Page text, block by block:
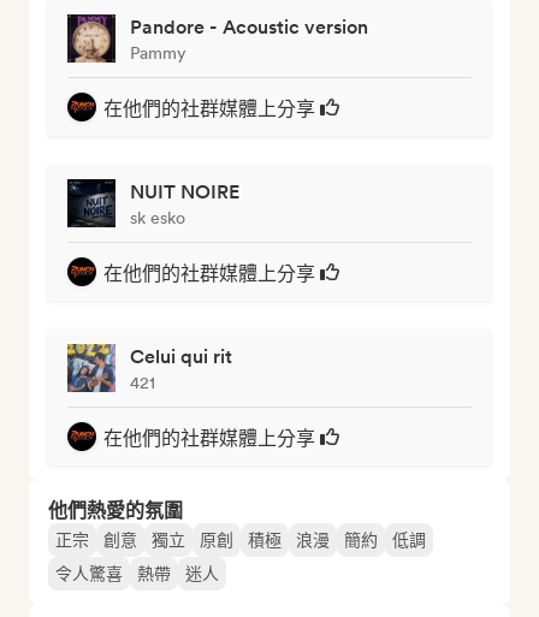
Pandore - Acoustic version
Pammy
在他們的社群媒體上分享
NUIT NOIRE
sk esko
在他們的社群媒體上分享
Celui qui rit
421
在他們的社群媒體上分享
他們熱愛的氛圍
正宗 創意 獨立 原創 積極 浪漫 簡約
低調
令人驚喜
熱帶 迷人